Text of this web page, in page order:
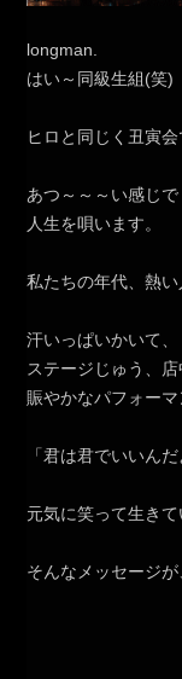
longman.
はい～同級生組(笑)
ヒロと同じく丑寅会
あつ～～～い感じで
人生を唄います。
私たちの年代、熱い
汗いっぱいかいて、
ステージじゅう、
賑やかなパフォーマ
「君は君でいいんだ
元気に笑って生きて
そんなメッセージが